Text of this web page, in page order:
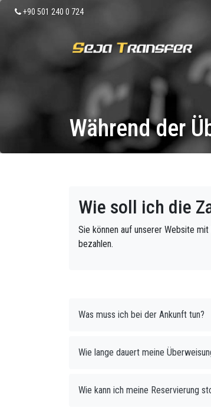
+90 501 240 0 724
Während der
Wie soll ich die
Sie können auf unserer Website
bezahlen.
Was muss ich bei der Ankunft tun?
Wie lange dauert meine
Wie kann ich meine Reservierung